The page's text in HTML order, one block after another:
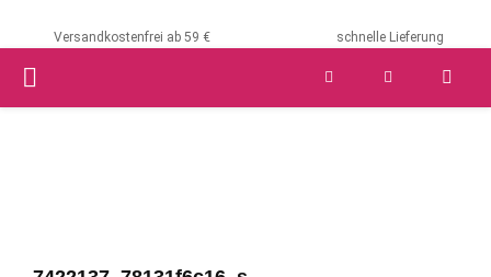
Versandkostenfrei ab 59 € schnelle Lieferung
PRIMARY